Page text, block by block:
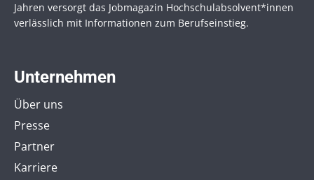
Jahren versorgt das Jobmagazin Hochschul­absolvent*innen
verlässlich mit Informationen zum Berufseinstieg.
Unternehmen
Über uns
Presse
Partner
Karriere